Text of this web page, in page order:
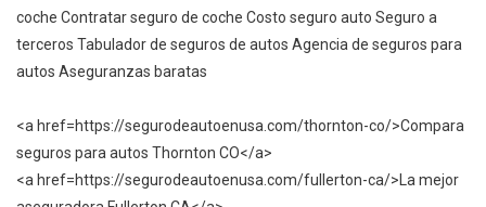
coche Contratar seguro de coche Costo seguro auto Seguro a
terceros Tabulador de seguros de autos Agencia de seguros para
autos Aseguranzas baratas
<a href=https://segurodeautoenusa.com/thornton-co/>Compara
seguros para autos Thornton CO</a>
<a href=https://segurodeautoenusa.com/fullerton-ca/>La mejor